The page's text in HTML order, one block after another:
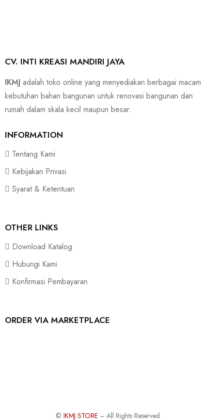
CV. INTI KREASI MANDIRI JAYA
IKMJ adalah toko online yang menyediakan berbagai macam
kebutuhan bahan bangunan untuk renovasi bangunan dan
rumah dalam skala kecil maupun besar.
INFORMATION
Tentang Kami
Kebijakan Privasi
Syarat & Ketentuan
OTHER LINKS
Download Katalog
Hubungi Kami
Konfirmasi Pembayaran
ORDER VIA MARKETPLACE
© IKMJ STORE – All Rights Reserved.